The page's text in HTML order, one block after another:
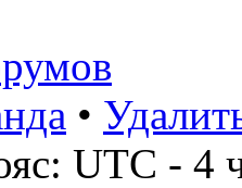
•
UTC - 4